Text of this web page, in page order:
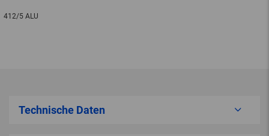
412/5 ALU
Technische Daten